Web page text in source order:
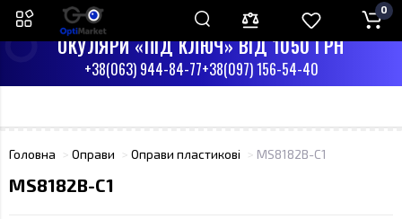
ПН-СБ З 9:00 ДО 17:00
НД - ВИХІДНИЙ
ОКУЛЯРИ «ПІД КЛЮЧ» ВІД 1050 ГРН
+38(063) 944-84-77+38(097) 156-54-40
0
Головна Оправи Оправи пластикові MS8182B-C1
MS8182B-C1